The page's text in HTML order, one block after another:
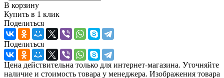
В корзину
Купить в 1 клик
Поделиться
Поделиться
Цена действительна только для интернет-магазина. Уточняйте
наличие и стоимость товара у менеджера. Изображения товара